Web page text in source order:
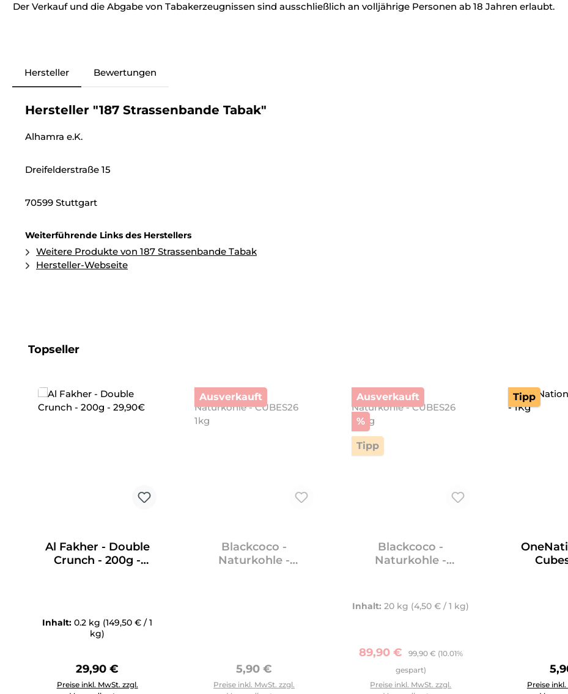
Der Verkauf und die Abgabe von Tabakerzeugnissen sind ausschließlich an volljährige Personen ab 18 Jahren erlaubt.
Hersteller Bewertungen
Hersteller "187 Strassenbande Tabak"
Alhamra e.K.
Dreifelderstraße 15
70599 Stuttgart
Weiterführende Links des Herstellers
Weitere Produkte von 187 Strassenbande Tabak
Hersteller-Webseite
Produktgalerie überspringen
Topseller
Al Fakher - Double
Crunch - 200g -
Inhalt:0.2 kg (149,50 € / 1
kg)
Regulärer Preis:
29,90 €
Preise inkl. MwSt. zzgl.
Produkt Anzahl: Gib den gewünschten Wert ein oder benutze die Schaltflächen um die Anzahl zu erhöhen oder zu
Ausverkauft
Blackcoco -
Naturkohle -
Regulärer Preis:
5,90 €
Preise inkl. MwSt. zzgl.
Ausverkauft
%Rabatt
Tipp
Blackcoco -
Naturkohle -
Inhalt:20 kg (4,50 € / 1 kg)
Verkaufspreis:
89,90 € Regulärer Preis:
99,90 € (10.01%
gespart)
Preise inkl. MwSt. zzgl.
Tipp
Preise inkl.
Produkt